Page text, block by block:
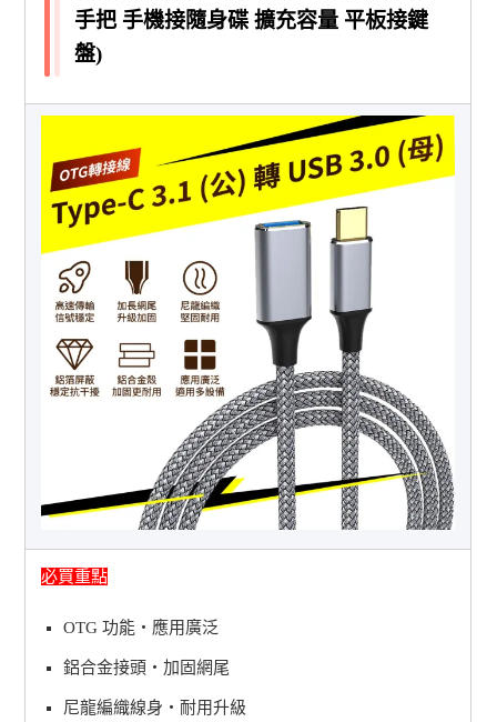
手把 手機接隨身碟 擴充容量 平板接鍵
盤)
必買重點
OTG 功能・應用廣泛
鋁合金接頭・加固網尾
尼龍編織線身・耐用升級